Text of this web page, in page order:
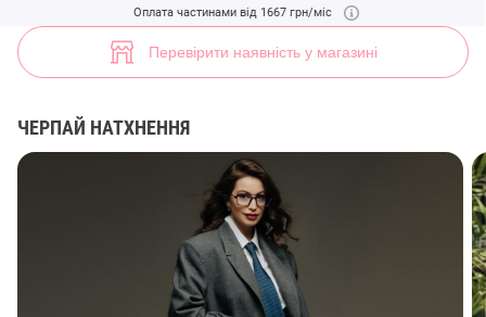
Оплата частинами від 1667 грн/міс
Перевірити наявність у магазині
ЧЕРПАЙ НАТХНЕННЯ
Сірий однобортний жакет-пальто оверсайз із додаванням вовни